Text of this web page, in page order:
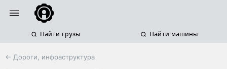
Найти грузы Найти машины
← Дороги, инфраструктура